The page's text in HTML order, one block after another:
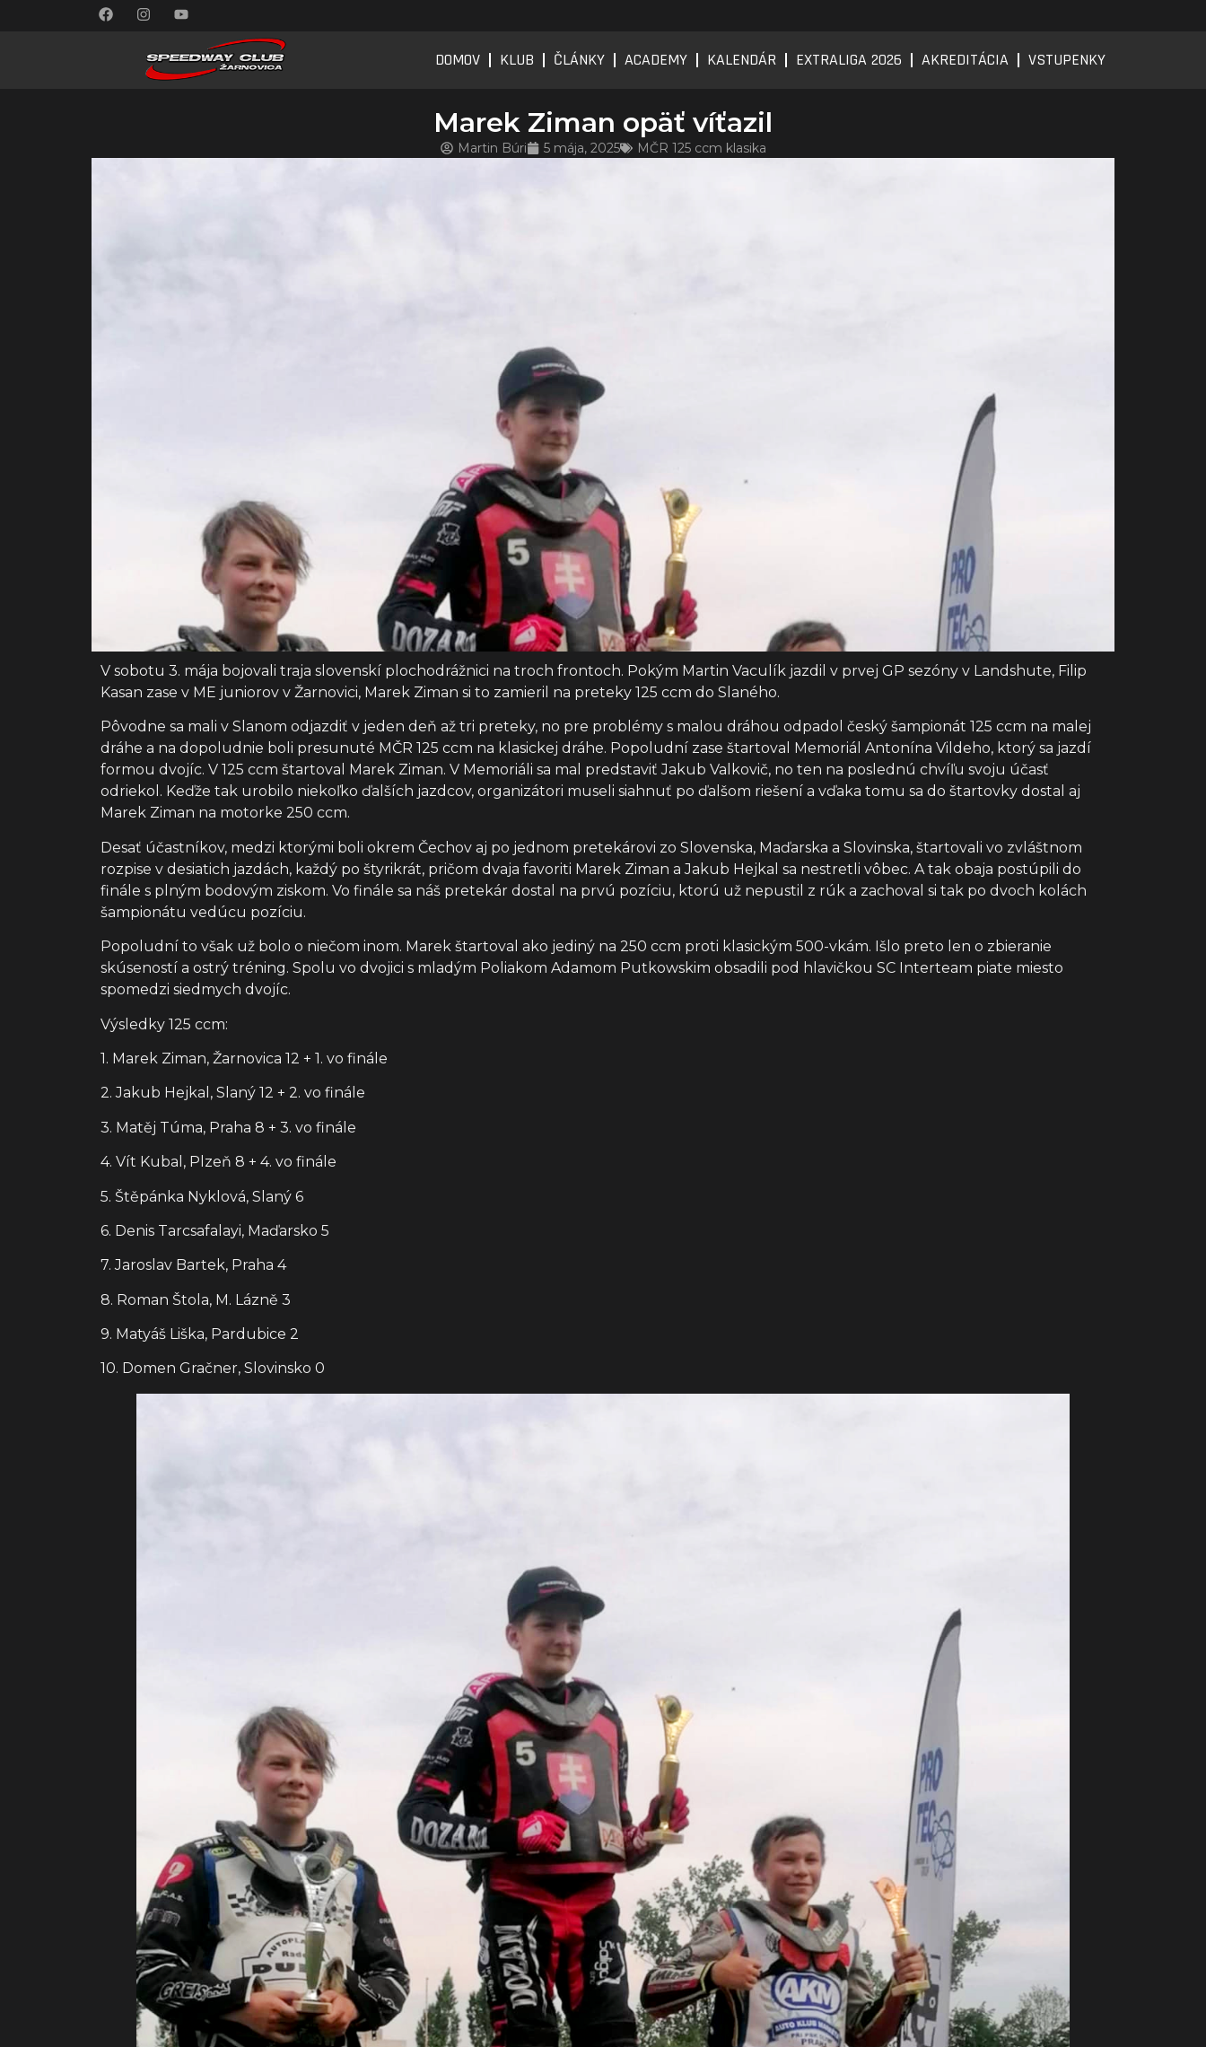
DOMOV KLUB ČLÁNKY ACADEMY KALENDÁR EXTRALIGA 2026 AKREDITÁCIA VSTUPENKY
Marek Ziman opäť víťazil
Martin Búri 5 mája, 2025 MČR 125 ccm klasika
V sobotu 3. mája bojovali traja slovenskí plochodrážnici na troch frontoch. Pokým Martin Vaculík jazdil v prvej GP sezóny v Landshute, Filip
Kasan zase v ME juniorov v Žarnovici, Marek Ziman si to zamieril na preteky 125 ccm do Slaného.
Pôvodne sa mali v Slanom odjazdiť v jeden deň až tri preteky, no pre problémy s malou dráhou odpadol český šampionát 125 ccm na malej
dráhe a na dopoludnie boli presunuté MČR 125 ccm na klasickej dráhe. Popoludní zase štartoval Memoriál Antonína Vildeho, ktorý sa jazdí
formou dvojíc. V 125 ccm štartoval Marek Ziman. V Memoriáli sa mal predstaviť Jakub Valkovič, no ten na poslednú chvíľu svoju účasť
odriekol. Keďže tak urobilo niekoľko ďalších jazdcov, organizátori museli siahnuť po ďalšom riešení a vďaka tomu sa do štartovky dostal aj
Marek Ziman na motorke 250 ccm.
Desať účastníkov, medzi ktorými boli okrem Čechov aj po jednom pretekárovi zo Slovenska, Maďarska a Slovinska, štartovali vo zvláštnom
rozpise v desiatich jazdách, každý po štyrikrát, pričom dvaja favoriti Marek Ziman a Jakub Hejkal sa nestretli vôbec. A tak obaja postúpili do
finále s plným bodovým ziskom. Vo finále sa náš pretekár dostal na prvú pozíciu, ktorú už nepustil z rúk a zachoval si tak po dvoch kolách
šampionátu vedúcu pozíciu.
Popoludní to však už bolo o niečom inom. Marek štartoval ako jediný na 250 ccm proti klasickým 500-vkám. Išlo preto len o zbieranie
skúseností a ostrý tréning. Spolu vo dvojici s mladým Poliakom Adamom Putkowskim obsadili pod hlavičkou SC Interteam piate miesto
spomedzi siedmych dvojíc.
Výsledky 125 ccm:
1. Marek Ziman, Žarnovica 12 + 1. vo finále
2. Jakub Hejkal, Slaný 12 + 2. vo finále
3. Matěj Túma, Praha 8 + 3. vo finále
4. Vít Kubal, Plzeň 8 + 4. vo finále
5. Štěpánka Nyklová, Slaný 6
6. Denis Tarcsafalayi, Maďarsko 5
7. Jaroslav Bartek, Praha 4
8. Roman Štola, M. Lázně 3
9. Matyáš Liška, Pardubice 2
10. Domen Gračner, Slovinsko 0